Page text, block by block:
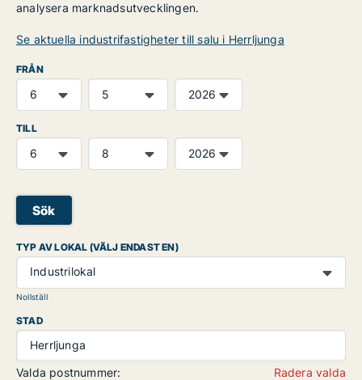
analysera marknadsutvecklingen.
Se aktuella industrifastigheter till salu i Herrljunga
FRÅN
TILL
Sök
TYP AV LOKAL (VÄLJ ENDAST EN)
Industrilokal
Nollställ
STAD
Herrljunga
Valda postnummer:
Radera valda